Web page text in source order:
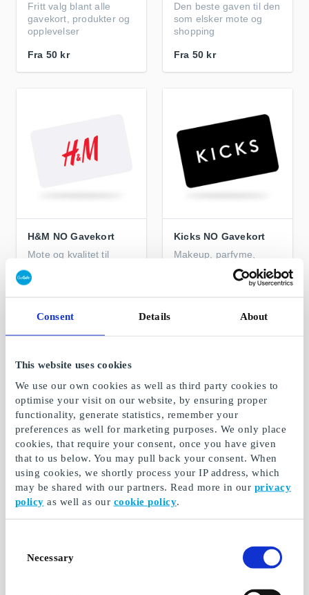
Consent Details About
This website uses cookies
We use our own cookies as well as third party cookies to
optimise your visit on our website, by ensuring proper
functionality, generate statistics, remember your
preferences as well for marketing purposes. We only place
cookies, that require your consent, once you have given
that to us below. You may pull back your consent. When
using cookies, we shortly process your IP address, which
may be shared with our partners. Read more in our privacy
policy as well as our cookie policy.
Selection
Necessary
Fritt valg blant alle
gavekort, produkter og
opplevelser
Fra 50 kr
Den beste gaven til den
som elsker mote og
shopping
Fra 50 kr
H&M NO Gavekort
Mote og kvalitet til
Kicks NO Gavekort
Makeup, parfyme,
hudpleie og hårpleie for
dame og herre
Campanyon NO
Gavekort
Fra 200 kr
Sinful NO Gavekort
Sinful.no - Bedre sex